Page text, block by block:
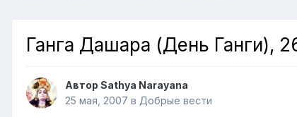
Ганга Дашара (День Ганги),
Автор Sathya Narayana
25 мая, 2007 в Добрые вести